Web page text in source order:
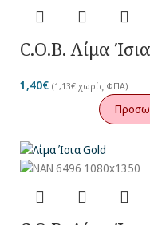
C.O.B. Λίμα
1,40€ (1,13€ χωρίς ΦΠΑ)